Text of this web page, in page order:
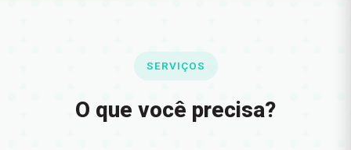
SERVIÇOS
O que você precisa?